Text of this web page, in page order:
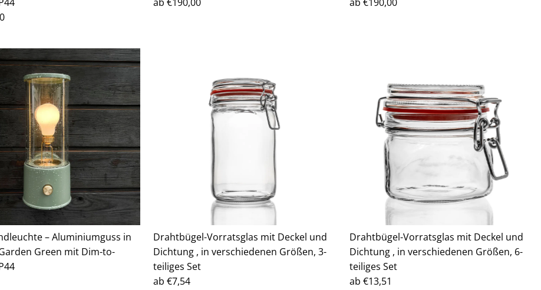
– Aluminiumguss in
Green mit Dim-to-
Drahtbügel-Vorratsglas mit Deckel und
Dichtung , in verschiedenen Größen, 3-
teiliges Set
Regulärer
ab €7,54
Drahtbügel-Vorratsglas mit Deckel und
Dichtung , in verschiedenen Größen, 6-
teiliges Set
Regulärer
ab €13,51